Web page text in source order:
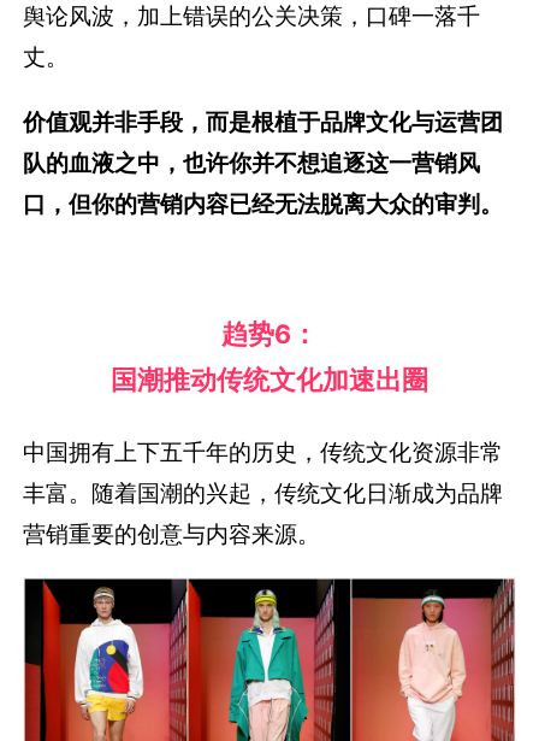
舆论风波，加上错误的公关决策，口碑一落千
丈。
价值观并非手段，而是根植于品牌文化与运营团
队的血液之中，也许你并不想追逐这一营销风
口，但你的营销内容已经无法脱离大众的审判。
趋势6：
国潮推动传统文化加速出圈
中国拥有上下五千年的历史，传统文化资源非常
丰富。随着国潮的兴起，传统文化日渐成为品牌
营销重要的创意与内容来源。